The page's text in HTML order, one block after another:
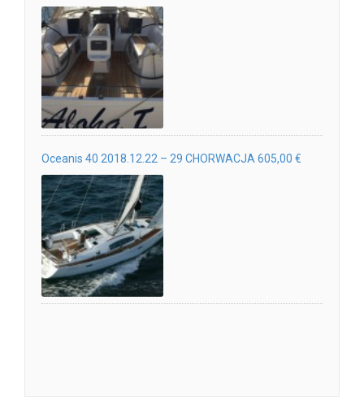
Oceanis 40 2018.12.22 – 29 CHORWACJA 605,00 €